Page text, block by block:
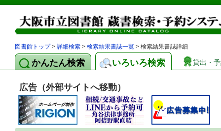
図書館トップ> 詳細検索 > 検索結果書誌一覧 > 検索結果書誌詳細
かんたん検索 いろいろ検索 貸出・
広告（外部サイトへ移動）